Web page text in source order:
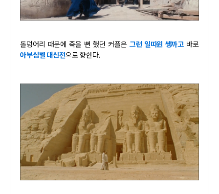
돌덩어리 때문에 죽을 뻔 했던 커플은 그런 일따윈 쌩까고 바로
아부심벨 대신전으로 향한다.